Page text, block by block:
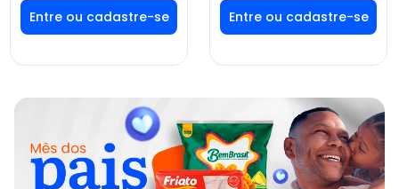
Faça seu login ou
cadastre-se para
ver preços e
Faça seu login ou
cadastre-se para
ver preços e